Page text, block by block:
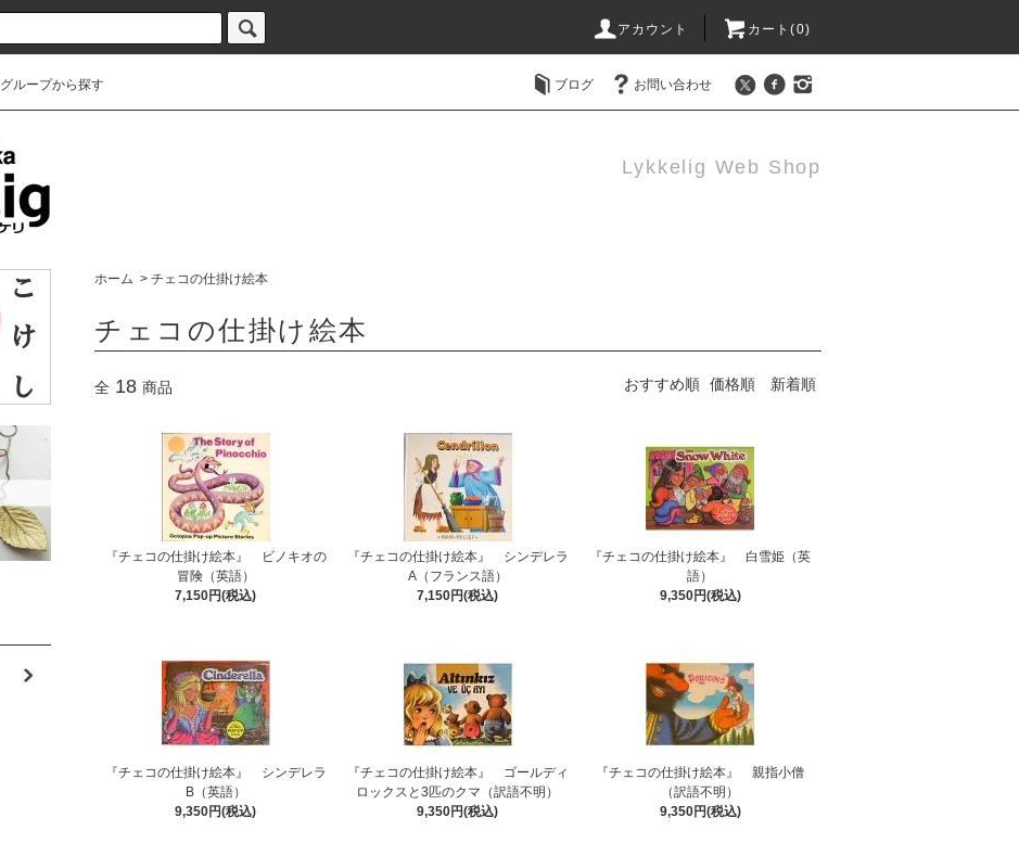
アカウント カート(0)
グループから探す ブログ お問い合わせ
Lykkelig Web Shop
ホーム > チェコの仕掛け絵本
チェコの仕掛け絵本
全 18 商品 おすすめ順 価格順 新着順
『チェコの仕掛け絵本』 ビノキオの
冒険（英語）
7,150円(税込)
『チェコの仕掛け絵本』 シンデレラ
A（フランス語）
7,150円(税込)
『チェコの仕掛け絵本』 白雪姫（英
語）
9,350円(税込)
『チェコの仕掛け絵本』 シンデレラ
B（英語）
9,350円(税込)
『チェコの仕掛け絵本』 ゴールディ
ロックスと3匹のクマ（訳語不明）
9,350円(税込)
『チェコの仕掛け絵本』 親指小僧
（訳語不明）
9,350円(税込)